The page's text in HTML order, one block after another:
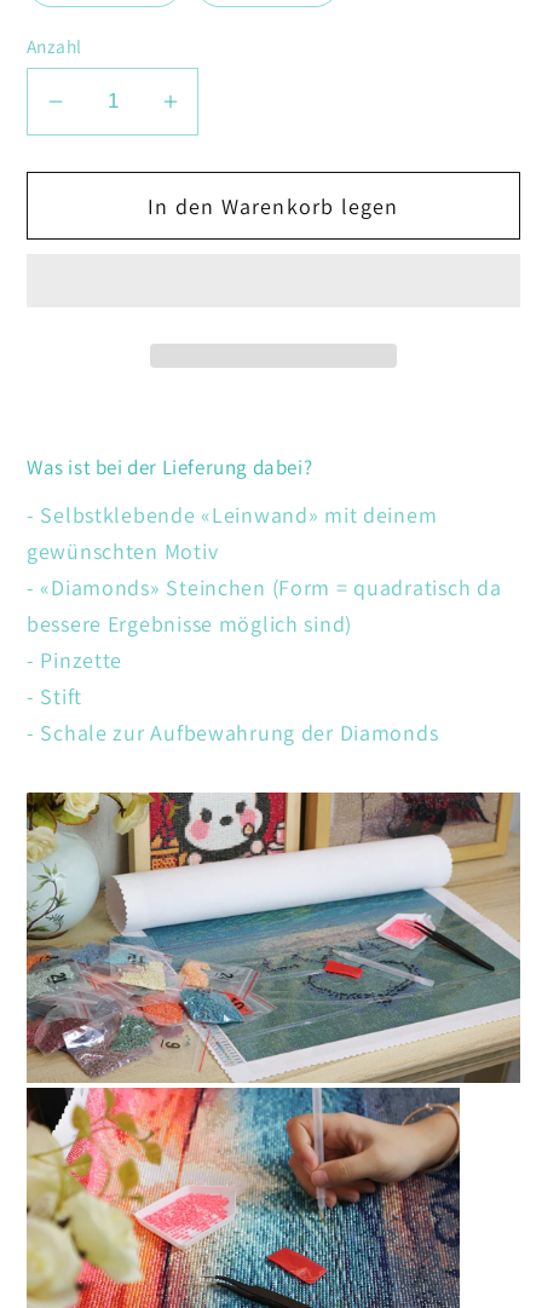
Anzahl
Verringere
Menge
Frau
Erhöhe
Menge
für
Frau
In den Warenkorb legen
Was ist bei der Lieferung dabei?
- Selbstklebende «Leinwand» mit deinem
gewünschten Motiv
- «Diamonds» Steinchen (Form = quadratisch da
bessere Ergebnisse möglich sind)
- Pinzette
- Stift
- Schale zur Aufbewahrung der Diamonds